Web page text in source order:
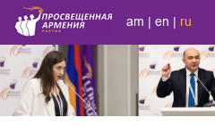
am | en | ru